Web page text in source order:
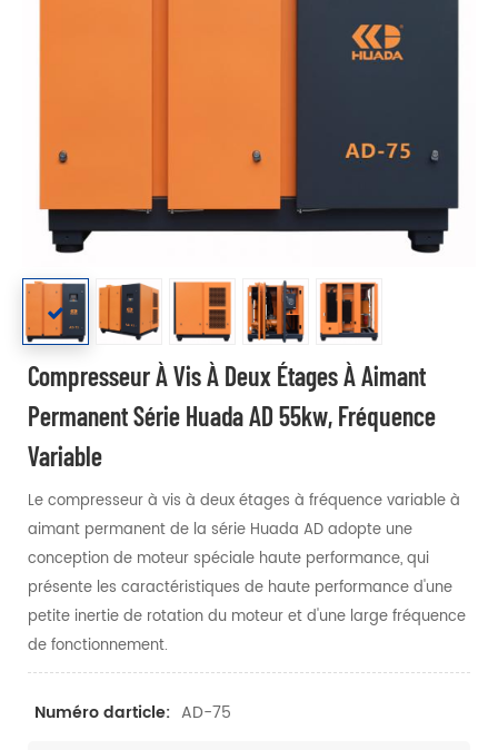
Compresseur À Vis À Deux Étages À Aimant
Permanent Série Huada AD 55kw, Fréquence
Variable
Le compresseur à vis à deux étages à fréquence variable à
aimant permanent de la série Huada AD adopte une
conception de moteur spéciale haute performance, qui
présente les caractéristiques de haute performance d'une
petite inertie de rotation du moteur et d'une large fréquence
de fonctionnement.
Numéro darticle: AD-75